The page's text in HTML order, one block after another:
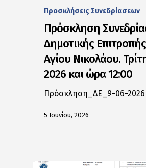
Προσκλήσεις Συνεδρίασεων
Πρόσκληση
Δημοτικής
Αγίου Νικολάου.
2026 και ώρα 12:00
Πρόσκληση_ΔΕ_9-06-2026
5 Ιουνίου, 2026